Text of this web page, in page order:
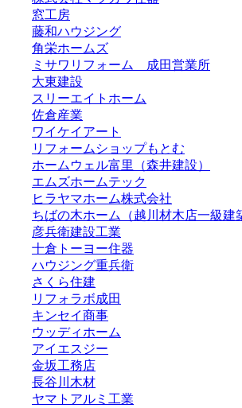
窓工房
藤和ハウジング
角栄ホームズ
ミサワリフォーム 成田営業所
大東建設
スリーエイトホーム
佐倉産業
ワイケイアート
リフォームショップもとむ
ホームウェル富里（森井建設）
エムズホームテック
ヒラヤマホーム株式会社
ちばの木ホーム（越川材木店一級建
彦兵衛建設工業
十倉トーヨー住器
ハウジング重兵衛
さくら住建
リフォラボ成田
キンセイ商事
ウッディホーム
アイエスジー
金坂工務店
長谷川木材
ヤマトアルミ工業